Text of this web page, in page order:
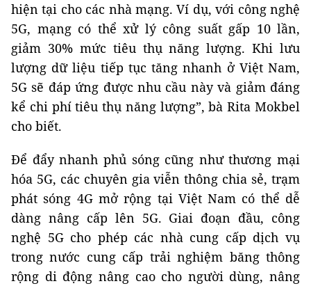
hiện tại cho các nhà mạng. Ví dụ, với công nghệ
5G, mạng có thể xử lý công suất gấp 10 lần,
giảm 30% mức tiêu thụ năng lượng. Khi lưu
lượng dữ liệu tiếp tục tăng nhanh ở Việt Nam,
5G sẽ đáp ứng được nhu cầu này và giảm đáng
kể chi phí tiêu thụ năng lượng”, bà Rita Mokbel
cho biết.
Để đẩy nhanh phủ sóng cũng như thương mại
hóa 5G, các chuyên gia viễn thông chia sẻ, trạm
phát sóng 4G mở rộng tại Việt Nam có thể dễ
dàng nâng cấp lên 5G. Giai đoạn đầu, công
nghệ 5G cho phép các nhà cung cấp dịch vụ
trong nước cung cấp trải nghiệm băng thông
rộng di động nâng cao cho người dùng, nâng